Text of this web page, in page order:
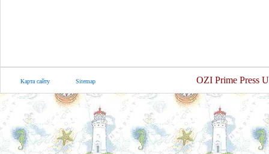
Карта сайту Sitemap OZI Prime Press